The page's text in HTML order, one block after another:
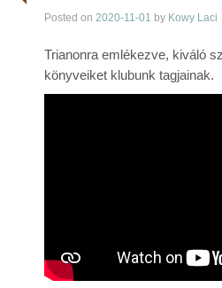
Képek
Videók
Posted on 2020-11-01 by Kowy Laci
Trianonra emlékezve, kiváló
könyveiket klubunk tagjainak.